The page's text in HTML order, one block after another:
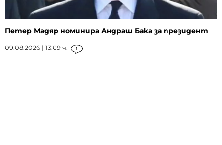
Петер Мадяр номинира Андраш Бака за президент
09.08.2026 | 13:09 ч. 1